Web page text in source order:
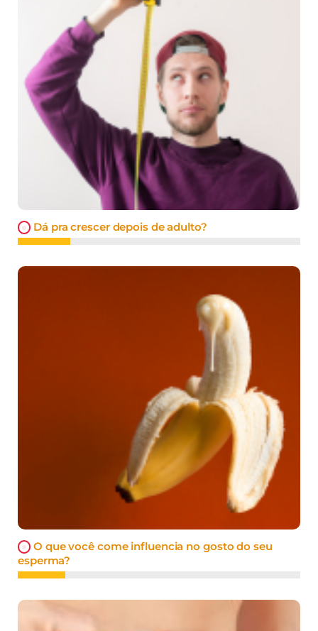
Dá pra crescer depois de adulto?
O que você come influencia no gosto do seu
esperma?